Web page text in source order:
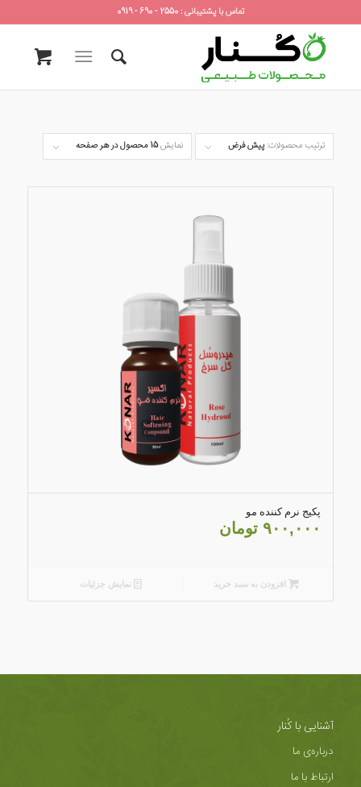
تماس با پشتیبانی : 2550 - 690 - 0919
ترتیب محصولات:پیش فرض نمایش15 محصول در هر صفحه
5.00
پکیج نرم کننده مو
۹۰۰,۰۰۰ تومان
افزودن به سبد خرید نمایش جزئیات
آشنایی با کُنار
درباره‌ی ما
ارتباط با ما